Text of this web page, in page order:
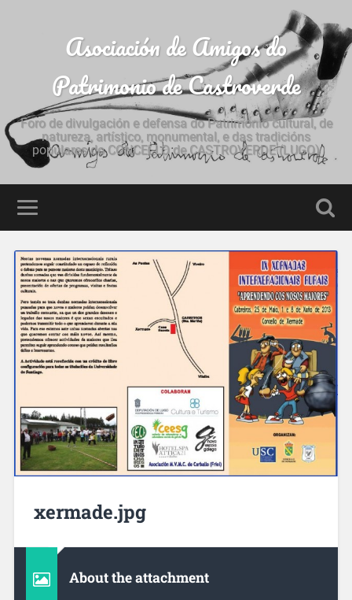
Asociación de Amigos do
Patrimonio de Castroverde
Foro de divulgación e defensa do Patrimonio cultural, de
natureza, artístico, monumental, e das tradicións
populares do CONCELLO de CASTROVERDE (LUGO)
xermade.jpg
About the attachment